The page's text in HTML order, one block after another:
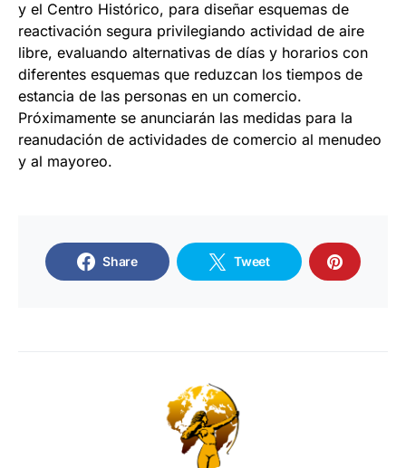
y el Centro Histórico, para diseñar esquemas de
reactivación segura privilegiando actividad de aire
libre, evaluando alternativas de días y horarios con
diferentes esquemas que reduzcan los tiempos de
estancia de las personas en un comercio.
Próximamente se anunciarán las medidas para la
reanudación de actividades de comercio al menudeo
y al mayoreo.
Share Tweet